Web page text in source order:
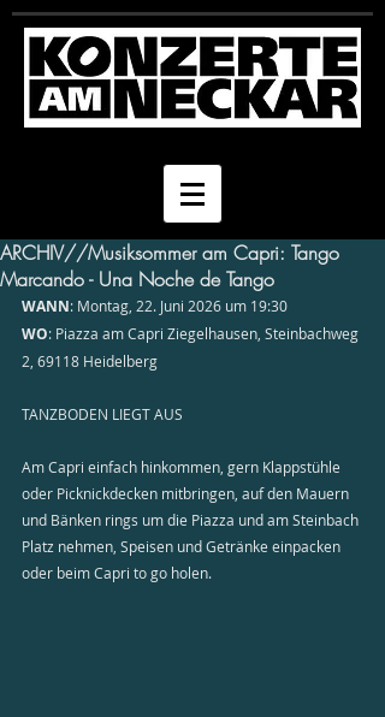
ARCHIV//Musiksommer am Capri: Tango
Marcando - Una Noche de Tango
WANN: Montag, 22. Juni 2026 um 19:30
WO: Piazza am Capri Ziegelhausen, Steinbachweg
2, 69118 Heidelberg
TANZBODEN LIEGT AUS
Am Capri einfach hinkommen, gern Klappstühle
oder Picknickdecken mitbringen, auf den Mauern
und Bänken rings um die Piazza und am Steinbach
Platz nehmen, Speisen und Getränke einpacken
oder beim Capri to go holen.